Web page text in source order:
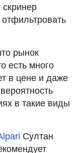
скринер
рынок
есть много
в цене и даже
в такие виды
Султан